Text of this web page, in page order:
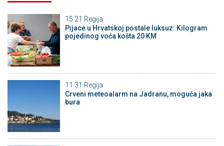
15:21 Regija
Pijace u Hrvatskoj postale luksuz: Kilogram
pojedinog voća košta 20 KM
11:31 Regija
Crveni meteoalarm na Jadranu, moguća jaka
bura